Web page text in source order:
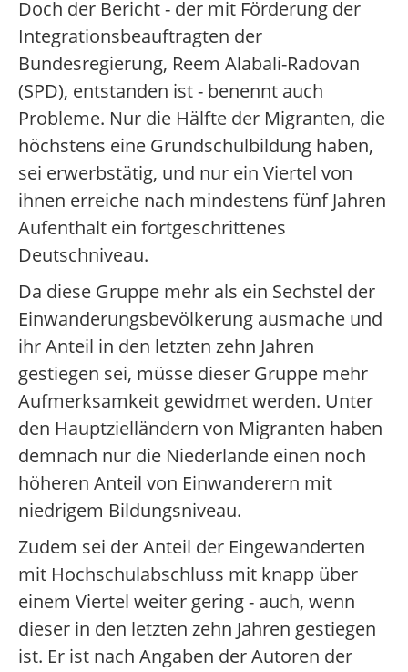
Doch der Bericht - der mit Förderung der
Integrationsbeauftragten der
Bundesregierung, Reem Alabali-Radovan
(SPD), entstanden ist - benennt auch
Probleme. Nur die Hälfte der Migranten, die
höchstens eine Grundschulbildung haben,
sei erwerbstätig, und nur ein Viertel von
ihnen erreiche nach mindestens fünf Jahren
Aufenthalt ein fortgeschrittenes
Deutschniveau.
Da diese Gruppe mehr als ein Sechstel der
Einwanderungsbevölkerung ausmache und
ihr Anteil in den letzten zehn Jahren
gestiegen sei, müsse dieser Gruppe mehr
Aufmerksamkeit gewidmet werden. Unter
den Hauptzielländern von Migranten haben
demnach nur die Niederlande einen noch
höheren Anteil von Einwanderern mit
niedrigem Bildungsniveau.
Zudem sei der Anteil der Eingewanderten
mit Hochschulabschluss mit knapp über
einem Viertel weiter gering - auch, wenn
dieser in den letzten zehn Jahren gestiegen
ist. Er ist nach Angaben der Autoren der